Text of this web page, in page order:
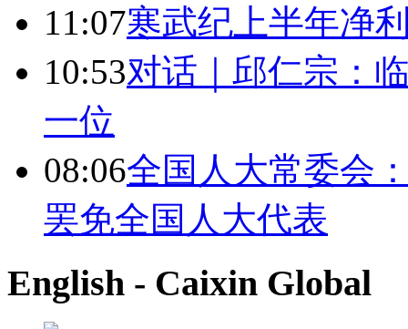
11:07寒武纪上半年净
10:53对话｜邱仁宗：
一位
08:06全国人大常委会
罢免全国人大代表
English - Caixin Global